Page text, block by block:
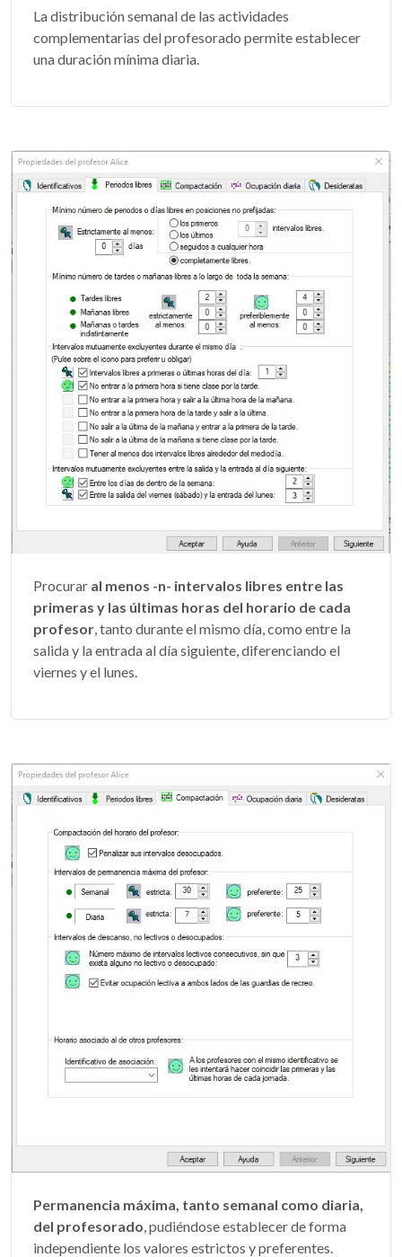
La distribución semanal de las actividades
complementarias del profesorado permite establecer
una duración mínima diaria.
Procurar al menos -n- intervalos libres entre las
primeras y las últimas horas del horario de cada
profesor, tanto durante el mismo día, como entre la
salida y la entrada al día siguiente, diferenciando el
viernes y el lunes.
Permanencia máxima, tanto semanal como diaria,
del profesorado, pudiéndose establecer de forma
independiente los valores estrictos y preferentes.